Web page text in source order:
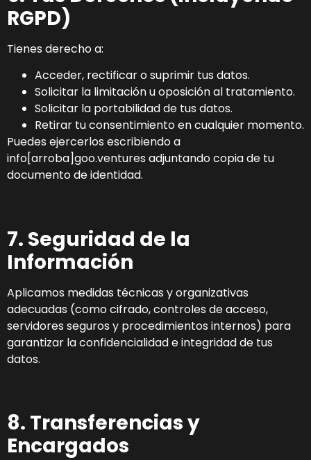
RGPD)
Tienes derecho a:
Acceder, rectificar o suprimir tus datos.
Solicitar la limitación u oposición al tratamiento.
Solicitar la portabilidad de tus datos.
Retirar tu consentimiento en cualquier momento.
Puedes ejercerlos escribiendo a
info[arroba]goo.ventures adjuntando copia de tu
documento de identidad.
7. Seguridad de la
Información
Aplicamos medidas técnicas y organizativas
adecuadas (como cifrado, controles de acceso,
servidores seguros y procedimientos internos) para
garantizar la confidencialidad e integridad de tus
datos.
8. Transferencias y
Encargados